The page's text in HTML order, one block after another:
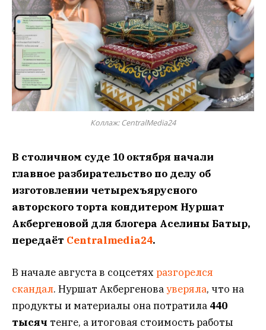
Коллаж: CentralMedia24
В столичном суде 10 октября начали
главное разбирательство по делу об
изготовлении четырехъярусного
авторского торта кондитером Нуршат
Акбергеновой для блогера Аселины Батыр,
передаёт Centralmedia24.
В начале августа в соцсетях разгорелся
скандал. Нуршат Акбергеновауверяла, что на
продукты и материалы она потратила 440
тысяч тенге, а итоговая стоимость работы